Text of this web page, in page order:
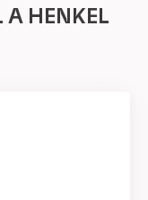
A HENKEL